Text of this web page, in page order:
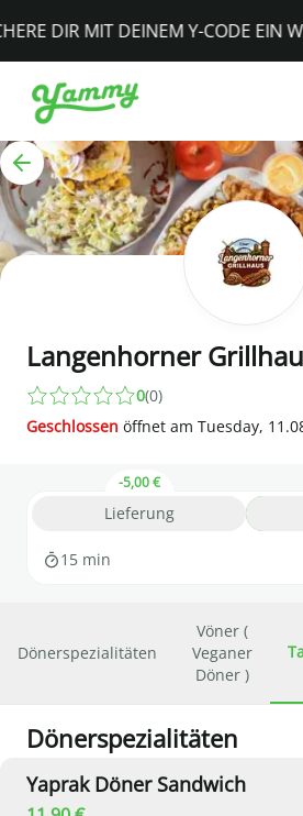
DIR MIT DEINEM Y-CODE EIN
Langenhorner
0(0)
Geschlossen öffnet am Tuesday,
Lieferung
-5,00 €
15 min
Dönerspezialitäten
Vöner (
Veganer
Döner )
Dönerspezialitäten
Yaprak Döner Sandwich